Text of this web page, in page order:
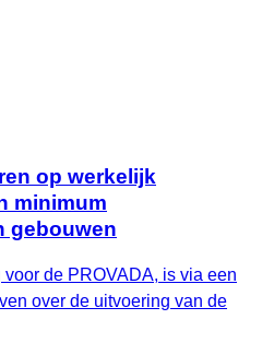
op werkelijk
minimum
gebouwen
de PROVADA, is via een
over de uitvoering van de